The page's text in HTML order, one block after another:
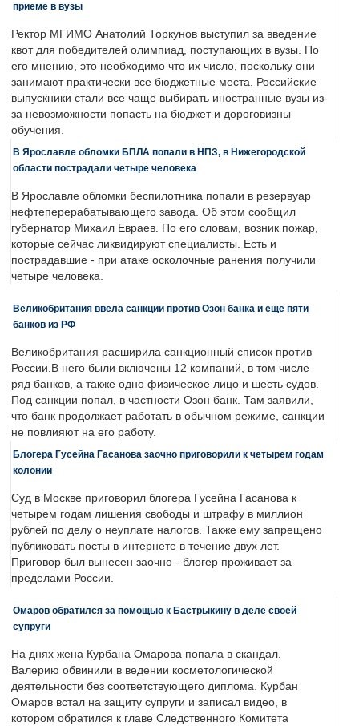
приеме в вузы
Ректор МГИМО Анатолий Торкунов выступил за введение
квот для победителей олимпиад, поступающих в вузы. По
его мнению, это необходимо что их число, поскольку они
занимают практически все бюджетные места. Российские
выпускники стали все чаще выбирать иностранные вузы из-
за невозможности попасть на бюджет и дороговизны
обучения.
В Ярославле обломки БПЛА попали в НПЗ, в Нижегородской
области пострадали четыре человека
В Ярославле обломки беспилотника попали в резервуар
нефтеперерабатывающего завода. Об этом сообщил
губернатор Михаил Евраев. По его словам, возник пожар,
которые сейчас ликвидируют специалисты. Есть и
пострадавшие - при атаке осколочные ранения получили
четыре человека.
Великобритания ввела санкции против Озон банка и еще пяти
банков из РФ
Великобритания расширила санкционный список против
России.В него были включены 12 компаний, в том числе
ряд банков, а также одно физическое лицо и шесть судов.
Под санкции попал, в частности Озон банк. Там заявили,
что банк продолжает работать в обычном режиме, санкции
не повлияют на его работу.
Блогера Гусейна Гасанова заочно приговорили к четырем годам
колонии
Суд в Москве приговорил блогера Гусейна Гасанова к
четырем годам лишения свободы и штрафу в миллион
рублей по делу о неуплате налогов. Также ему запрещено
публиковать посты в интернете в течение двух лет.
Приговор был вынесен заочно - блогер проживает за
пределами России.
Омаров обратился за помощью к Бастрыкину в деле своей
супруги
На днях жена Курбана Омарова попала в скандал.
Валерию обвинили в ведении косметологической
деятельности без соответствующего диплома. Курбан
Омаров встал на защиту супруги и записал видео, в
котором обратился к главе Следственного Комитета